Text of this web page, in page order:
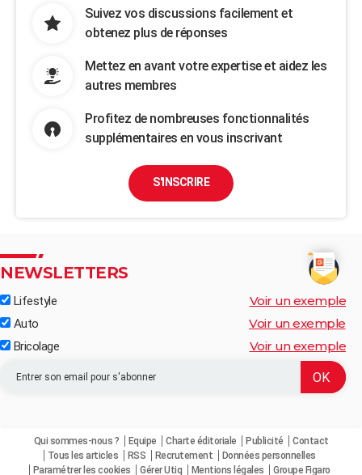
Suivez vos discussions facilement et
obtenez plus de réponses
Mettez en avant votre expertise et aidez les
autres membres
Profitez de nombreuses fonctionnalités
supplémentaires en vous inscrivant
S'INSCRIRE
NEWSLETTERS
Lifestyle Voir un exemple
Auto Voir un exemple
Bricolage Voir un exemple
Qui sommes-nous ? Equipe Charte éditoriale Publicité
Contact
Tous les articles
RSS Recrutement
Données personnelles
Paramétrer les cookies
Gérer Utiq Mentions légales Groupe Figaro